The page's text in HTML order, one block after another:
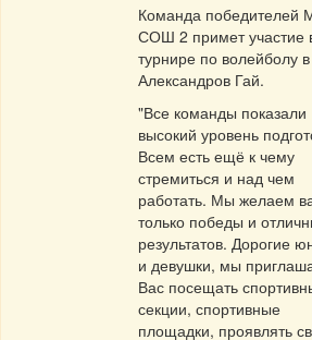
Команда победителей
СОШ 2 примет участие
турнире по волейболу
Александров Гай.
"Все команды показали
высокий уровень
Всем есть ещё к чему
стремиться и над чем
работать. Мы желаем
только победы и
результатов. Дорогие
и девушки, мы
Вас посещать
секции, спортивные
площадки, проявлять